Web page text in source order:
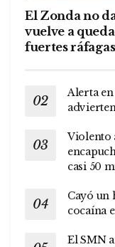
El Zonda no
vuelve a
fuertes
Alerta en
Violento
casi 50
Cayó un
cocaína
El SMN